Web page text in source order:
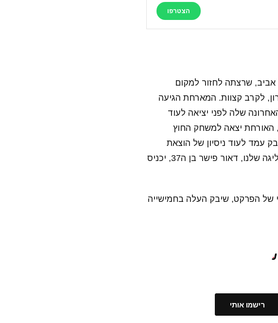
הצטרפו
מכבי תל אביב, שרצתה לחזור למקום
לקרב קצוות. המארחת הגיעה
שלה לפני יציאה לעוד
האורחת יצאה למשחק החוץ
עמד לעוד ניסיון של הוצאת
הקבוצה מהבוץ, עם תקווה שאולי הרכש החדש, שכל כך מוכר לליגה שלנו, דאור פישר בן ה37, יכניס
של הפרקט, שיבק העלה בחמישייה